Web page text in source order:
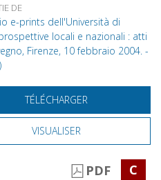
DE
e-prints dell'Università di
locali e nazionali : atti
Firenze, 10 febbraio 2004. -
TÉLÉCHARGER
VISUALISER
PDF C